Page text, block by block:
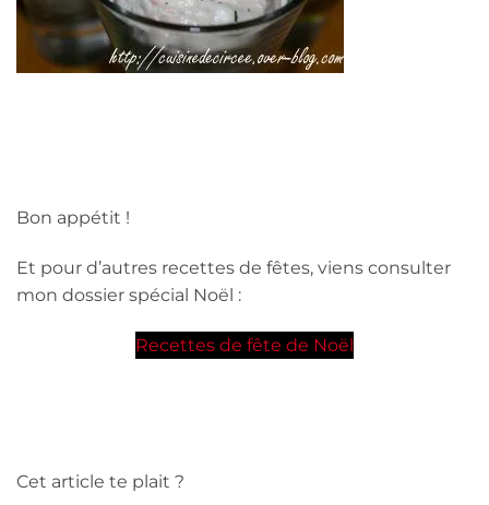
Bon appétit !
Et pour d’autres recettes de fêtes, viens consulter
mon dossier spécial Noël :
Recettes de fête de Noël
Cet article te plait ?